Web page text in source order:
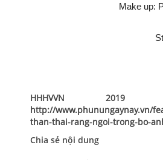
Make up:
HHHVVN
http://www.phunungaynay.vn/
than-thai-rang-ngoi-trong-bo-
Chia sẻ nội dung